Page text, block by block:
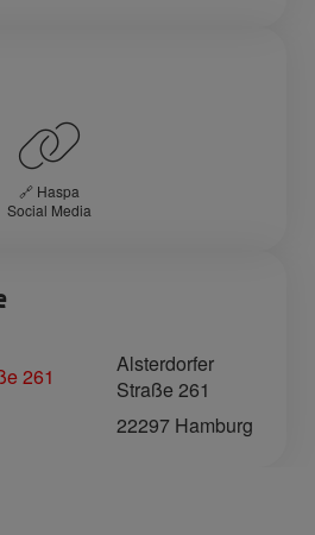
🔗 Haspa
Social Media
Alsterdorfer
Straße 261
22297 Hamburg